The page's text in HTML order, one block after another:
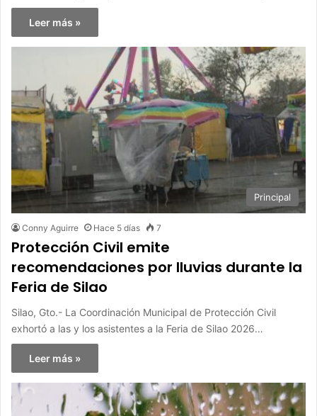
Leer más »
Principal
Conny Aguirre Hace 5 días 7
Protección Civil emite
recomendaciones por lluvias durante la
Feria de Silao
Silao, Gto.- La Coordinación Municipal de Protección Civil
exhortó a las y los asistentes a la Feria de Silao 2026…
Leer más »